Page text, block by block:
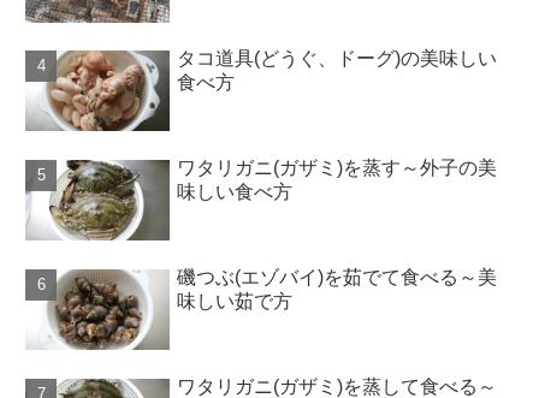
タコ道具(どうぐ、ドーグ)の美味しい
食べ方
ワタリガニ(ガザミ)を蒸す～外子の美
味しい食べ方
磯つぶ(エゾバイ)を茹でて食べる～美
味しい茹で方
ワタリガニ(ガザミ)を蒸して食べる～